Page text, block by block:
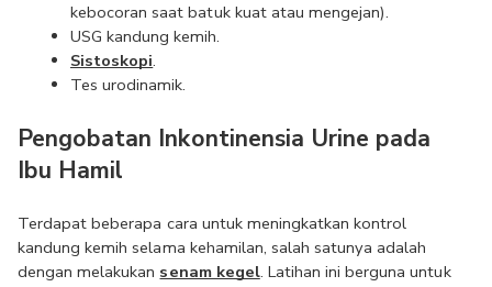
kebocoran saat batuk kuat atau mengejan).
USG kandung kemih.
Sistoskopi.
Tes urodinamik.
Pengobatan Inkontinensia Urine pada
Ibu Hamil
Terdapat beberapa cara untuk meningkatkan kontrol
kandung kemih selama kehamilan, salah satunya adalah
dengan melakukan senam kegel. Latihan ini berguna untuk